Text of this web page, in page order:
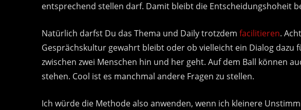
entsprechend stellen darf. Damit bleibt die Entscheidungshoheit
Natürlich darfst Du das Thema und Daily trotzdem facilitieren.
Gesprächskultur gewahrt bleibt oder ob vielleicht ein Dialog dazu
zwischen zwei Menschen hin und her geht. Auf dem Ball können
stehen. Cool ist es manchmal andere Fragen zu stellen.
Ich würde die Methode also anwenden, wenn ich kleinere